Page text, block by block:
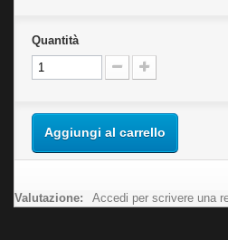
Quantità
Aggiungi al carrello
Valutazione: Accedi per scrivere una